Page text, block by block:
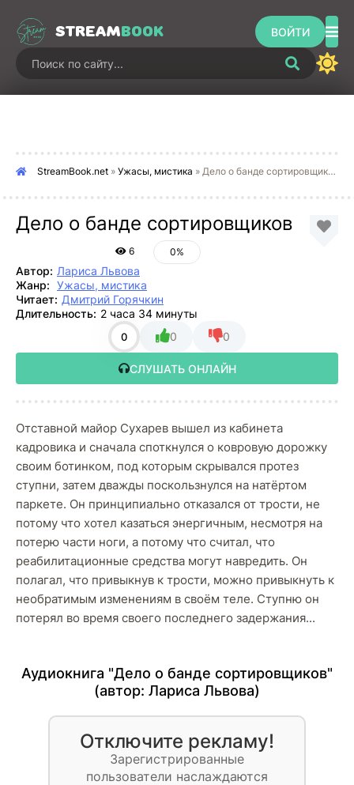
STREAMBOOK ВОЙТИ
StreamBook.net » Ужасы, мистика » Дело о банде сортировщиков
Дело о банде сортировщиков
6 0%
Автор: Лариса Львова
Жанр: Ужасы, мистика
Читает: Дмитрий Горячкин
Длительность: 2 часа 34 минуты
0 0 0
СЛУШАТЬ ОНЛАЙН
Отставной майор Сухарев вышел из кабинета
кадровика и сначала споткнулся о ковровую дорожку
своим ботинком, под которым скрывался протез
ступни, затем дважды поскользнулся на натёртом
паркете. Он принципиально отказался от трости, не
потому что хотел казаться энергичным, несмотря на
потерю части ноги, а потому что считал, что
реабилитационные средства могут навредить. Он
полагал, что привыкнув к трости, можно привыкнуть к
необратимым изменениям в своём теле. Ступню он
потерял во время своего последнего задержания...
Аудиокнига "Дело о банде сортировщиков"
(автор: Лариса Львова)
Отключите рекламу!
Зарегистрированные
пользователи наслаждаются